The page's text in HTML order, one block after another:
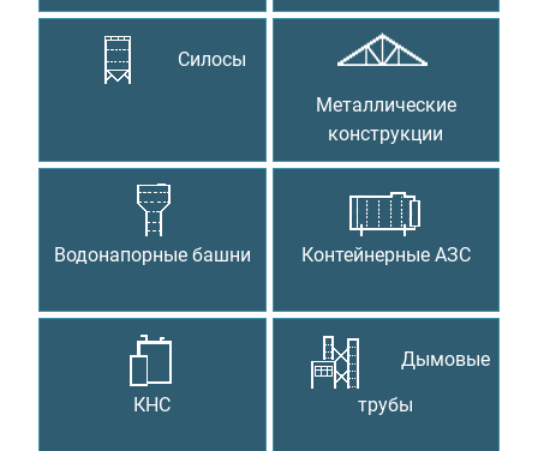
Силосы
Металлические
конструкции
Водонапорные башни Контейнерные АЗС
КНС
Дымовые
трубы